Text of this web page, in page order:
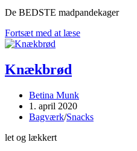
De BEDSTE madpandekager
Fortsæt med at læseMadpandekager
Knækbrød
Post
author:
Betina Munk
Post
published:
1. april 2020
Post
Bagværk/Snacks
let og lækkert